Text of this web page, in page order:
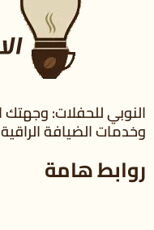
النوبي للحفلات: وجهتك
وخدمات الضيافة الراقية في
روابط هامة